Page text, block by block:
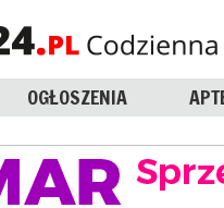
OGŁOSZENIA